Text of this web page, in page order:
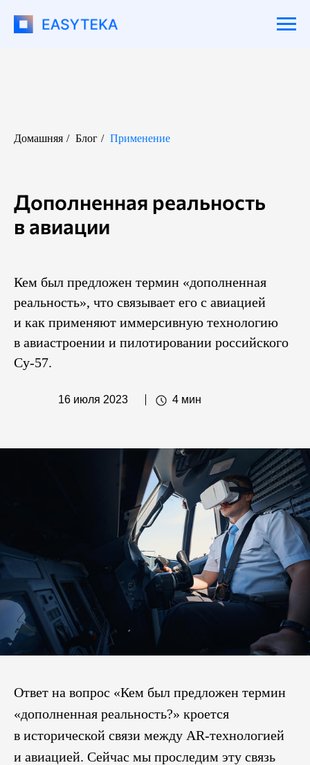
Домашняя / Блог / Применение
Дополненная реальность
в авиации
Кем был предложен термин «дополненная
реальность», что связывает его с авиацией
и как применяют иммерсивную технологию
в авиастроении и пилотировании российского
Су-57.
16 июля 2023 4 мин
Ответ на вопрос «Кем был предложен термин
«дополненная реальность?» кроется
в исторической связи между AR-технологией
и авиацией. Сейчас мы проследим эту связь